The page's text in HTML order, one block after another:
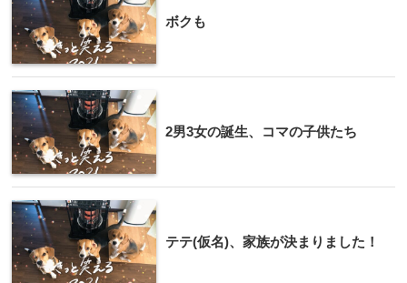
ボクも
2男3女の誕生、コマの子供たち
テテ(仮名)、家族が決まりました！